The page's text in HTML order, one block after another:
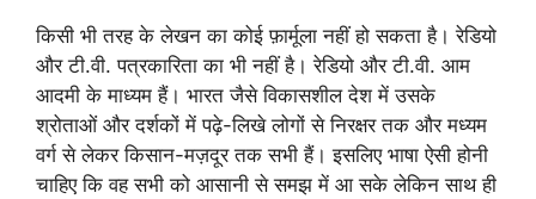
किसी भी तरह के लेखन का कोई फ़ार्मूला नहीं हो सकता है। रेडियो
और टी.वी. पत्रकारिता का भी नहीं है। रेडियो और टी.वी. आम
आदमी के माध्यम हैं। भारत जैसे विकासशील देश में उसके
श्रोताओं और दर्शकों में पढ़े-लिखे लोगों से निरक्षर तक और मध्यम
वर्ग से लेकर किसान-मज़दूर तक सभी हैं। इसलिए भाषा ऐसी होनी
चाहिए कि वह सभी को आसानी से समझ में आ सके लेकिन साथ ही